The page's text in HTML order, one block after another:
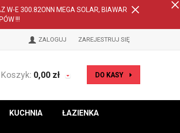
W-E 300.82ONN MEGA SOLAR, BIAWAR
!!!
ZALOGUJ ZAREJESTRUJ SIĘ
Koszyk: 0,00 zł DO KASY
KUCHNIA ŁAZIENKA